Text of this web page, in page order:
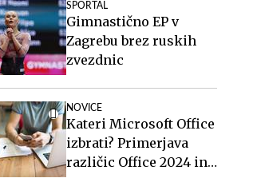
SPORTAL
Gimnastično EP v
Zagrebu brez ruskih
zvezdnic
NOVICE
Kateri Microsoft Office
izbrati? Primerjava
različic Office 2024 in